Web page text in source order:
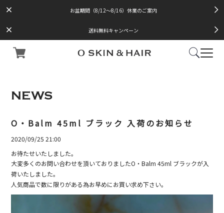
お盆期間（8/12～8/16）休業のご案内
送料無料キャンペーン
NEWS
O・Balm 45ml ブラック 入荷のお知らせ
2020/09/25 21:00
お待たせいたしました。
大変多くのお問い合わせを頂いておりましたO・Balm 45ml ブラックが入
荷いたしました。
人気商品で数に限りがある為お早めにお買い求め下さい。